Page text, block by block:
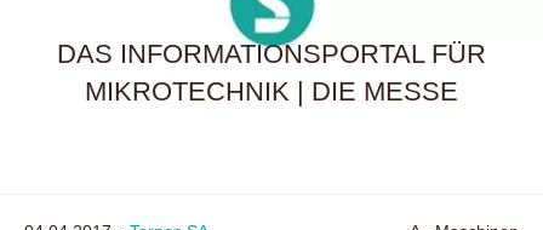
DAS INFORMATIONSPORTAL FÜR
MIKROTECHNIK | DIE MESSE